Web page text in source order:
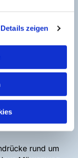
Details zeigen
Zur
Dusch-
Gitarre und
Möwenweg,
Billard oder
rund um